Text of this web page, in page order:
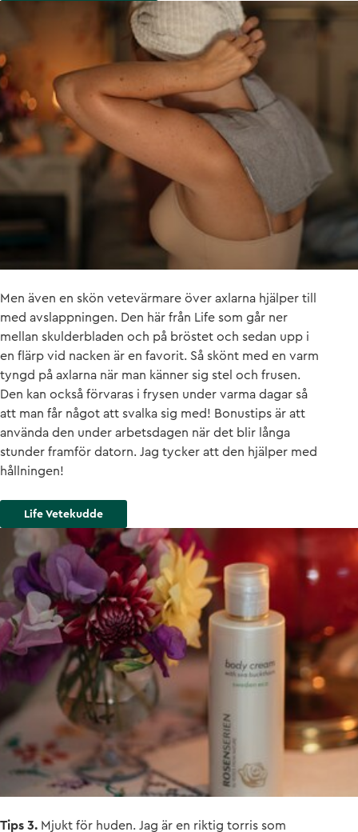
Men även en skön vetevärmare över axlarna hjälper till
med avslappningen. Den här från Life som går ner
mellan skulderbladen och på bröstet och sedan upp i
en flärp vid nacken är en favorit. Så skönt med en varm
tyngd på axlarna när man känner sig stel och frusen.
Den kan också förvaras i frysen under varma dagar så
att man får något att svalka sig med! Bonustips är att
använda den under arbetsdagen när det blir långa
stunder framför datorn. Jag tycker att den hjälper med
hållningen!
Life Vetekudde
Tips 3. Mjukt för huden. Jag är en riktig torris som